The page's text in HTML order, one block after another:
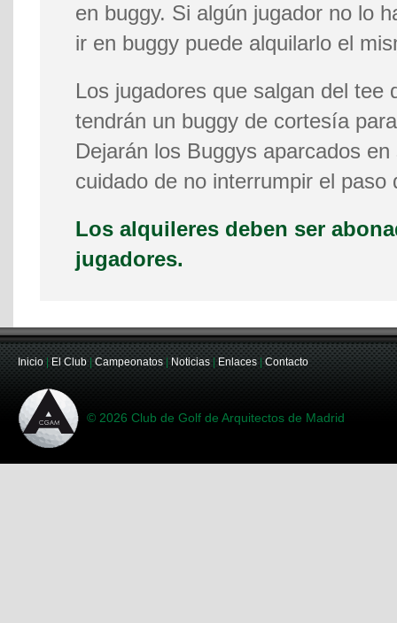
en buggy. Si algún jugador no lo
ir en buggy puede alquilarlo el
Los jugadores que salgan del tee
tendrán un buggy de cortesía
Dejarán los Buggys aparcados
cuidado de no interrumpir el paso
Los alquileres deben ser
jugadores.
Inicio|El Club|Campeonatos| Noticias| Enlaces| Contacto
© 2026 Club de Golf de Arquitectos de Madrid